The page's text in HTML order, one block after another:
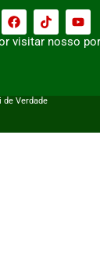
visitar nosso
de Verdade